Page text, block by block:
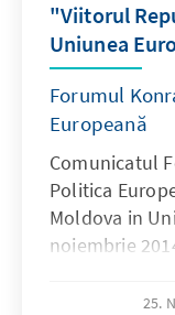
"Viitorul
Uniunea
Forumul
Europeană
Comunicatul
Politica
Moldova in
noiembrie
al domnului25.